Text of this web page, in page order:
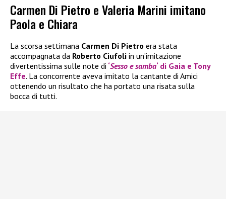
Carmen Di Pietro e Valeria Marini imitano
Paola e Chiara
La scorsa settimana Carmen Di Pietro era stata
accompagnata da Roberto Ciufoli in un’imitazione
divertentissima sulle note di ‘Sesso e samba‘ di Gaia e Tony
Effe. La concorrente aveva imitato la cantante di Amici
ottenendo un risultato che ha portato una risata sulla
bocca di tutti.